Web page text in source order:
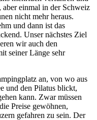
aber einmal in der Schweiz
nicht mehr heraus.
und dann ist das
Unser nächstes Ziel
wir auch den
seiner Länge sehr
an, von wo aus
und den Pilatus blickt,
kann. Zwar müssen
Preise gewöhnen,
gefahren zu sein. Der